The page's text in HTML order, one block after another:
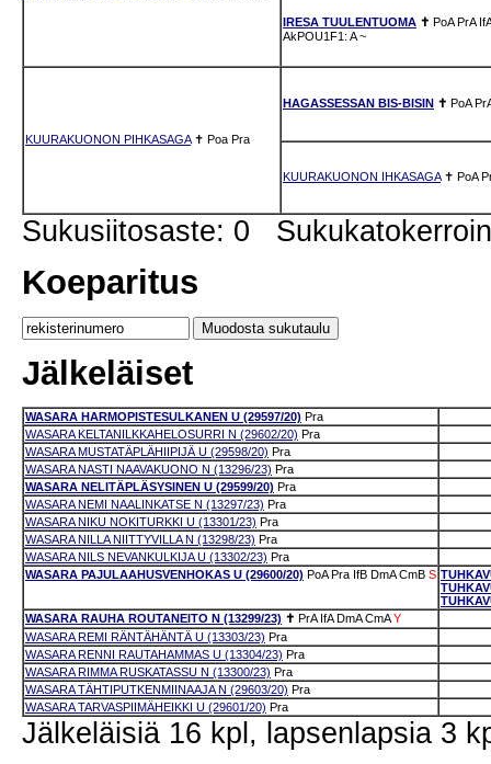
IRESA TUULENTUOMA ✝ PoA PrA IfA
AkPOU1F1: A ~
KUURAKUONON PIHKASAGA✝ Poa Pra
HAGASSESSAN BIS-BISIN ✝ PoA
KUURAKUONON IHKASAGA✝ PoA
Sukusiitosaste: 0
Koeparitus
Jälkeläiset
WASARA HARMOPISTESULKANEN U (29597/20) Pra
WASARA KELTANILKKAHELOSURRI N (29602/20) Pra
WASARA MUSTATÄPLÄHIIPIJÄ U (29598/20) Pra
WASARA NASTI NAAVAKUONO N (13296/23) Pra
WASARA NELITÄPLÄSYSINEN U (29599/20) Pra
WASARA NEMI NAALINKATSE N (13297/23) Pra
WASARA NIKU NOKITURKKI U (13301/23) Pra
WASARA NILLA NIITTYVILLA N (13298/23) Pra
WASARA NILS NEVANKULKIJA U (13302/23) Pra
WASARA PAJULAAHUSVENHOKAS U (29600/20) PoA Pra IfB DmA CmB S
WASARA RAUHA ROUTANEITO N (13299/23) ✝ PrA IfA DmA CmA Y
WASARA REMI RÄNTÄHÄNTÄ U (13303/23) Pra
WASARA RENNI RAUTAHAMMAS U (13304/23) Pra
WASARA RIMMA RUSKATASSU N (13300/23) Pra
WASARA TÄHTIPUTKENMIINAAJA N (29603/20) Pra
WASARA TARVASPIIMÄHEIKKI U (29601/20) Pra
Jälkeläisiä 16 kpl, lapsenlapsia 3